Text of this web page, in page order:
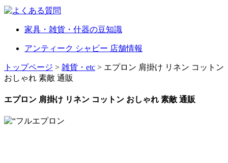
家具・雑貨・什器の豆知識
アンティーク シャビー 店舗情報
トップページ > 雑貨・etc > エプロン 肩掛け リネン コットン
おしゃれ 素敵 通販
エプロン 肩掛け リネン コットン おしゃれ 素敵 通販